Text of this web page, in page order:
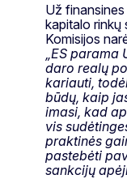
Už
kapitalo rinkų
Komisijos
„ES
daro realų
kariauti,
būdų, kaip
imasi, kad
vis
praktinės
pastebėti
sankcijų